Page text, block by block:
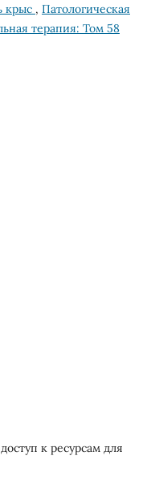
крыс , Патологическая
терапия: Том 58
к ресурсам для